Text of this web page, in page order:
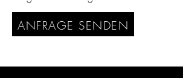
ANFRAGE SENDEN